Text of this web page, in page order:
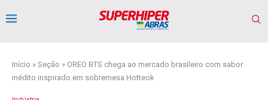
Início » Seção » OREO BTS chega ao mercado brasileiro com sabor
inédito inspirado em sobremesa Hotteok